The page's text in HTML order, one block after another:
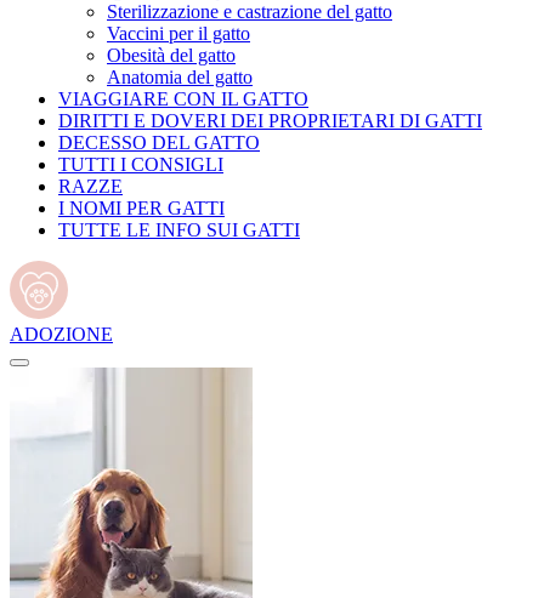
Sterilizzazione e castrazione del gatto
Vaccini per il gatto
Obesità del gatto
Anatomia del gatto
VIAGGIARE CON IL GATTO
DIRITTI E DOVERI DEI PROPRIETARI DI GATTI
DECESSO DEL GATTO
TUTTI I CONSIGLI
RAZZE
I NOMI PER GATTI
TUTTE LE INFO SUI GATTI
ADOZIONE